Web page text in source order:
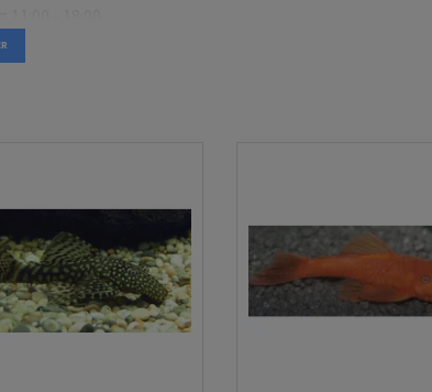
- 18:00
- 14:00
av odling och försäljning av akvariefiskar, och malar är ett
och lång praktisk erfarenhet. I vår odlingsanläggning i
av våra malar, inklusive flera populära Ancistrus-varianter och
noggrant avelsarbete, god vattenkvalitet och stor omsorg om